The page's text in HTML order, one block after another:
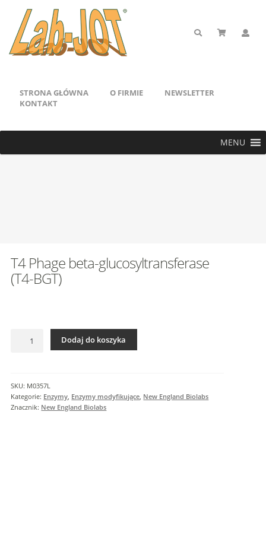
STRONA GŁÓWNA O FIRMIE
NEWSLETTER
KONTAKT
MENU
T4 Phage beta-glucosyltransferase
(T4-BGT)
glucosyltransferase
(T4-
BGT)
Dodaj do koszyka
SKU: M0357L
Kategorie: Enzymy Enzymy modyfikujące New England Biolabs
Znacznik: New England Biolabs